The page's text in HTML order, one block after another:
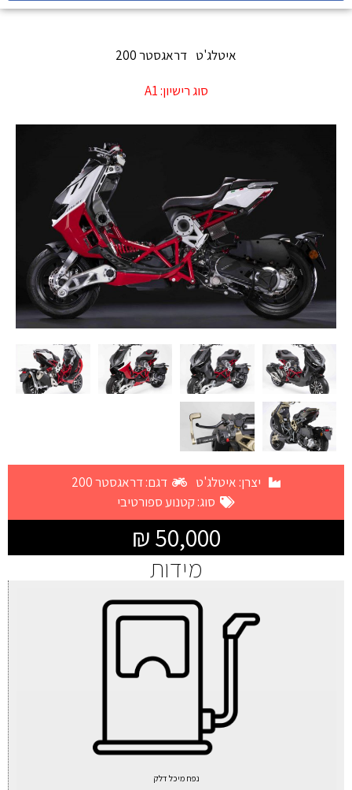
איטלג'ט דראגסטר 200
סוג רישיון:A1
יצרן: איטלג'ט
דגם: דראגסטר 200
סוג:קטנוע ספורטיבי
50,000 ₪
מידות
נפח מיכל דלק